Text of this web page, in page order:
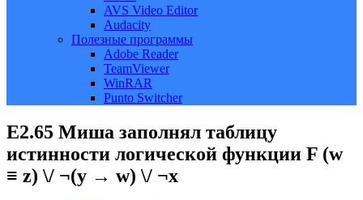
AVS Video Editor
Audacity
Полезные программы
Adobe Reader
TeamViewer
WinRAR
Punto Switcher
Е2.65 Миша заполнял таблицу
истинности логической функции F (w
≡ z) \/ ¬(y → w) \/ ¬x